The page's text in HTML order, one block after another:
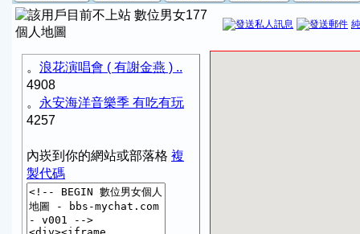
數位男女177
個人地圖
。 浪花演唱會 ( 有謝金燕 ) ..
4908
。 永安海洋音樂季 有吃有玩
4257
內崁到你的網站或部落格 複
製代碼